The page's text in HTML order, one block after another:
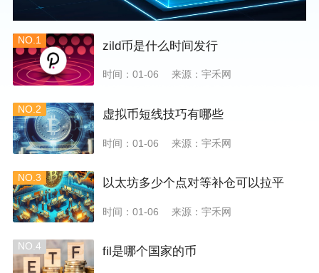
NO.1 zild币是什么时间发行
时间：01-06 来源：宇禾网
NO.2 虚拟币短线技巧有哪些
时间：01-06 来源：宇禾网
NO.3 以太坊多少个点对等补仓可以拉平
时间：01-06 来源：宇禾网
NO.4 fil是哪个国家的币